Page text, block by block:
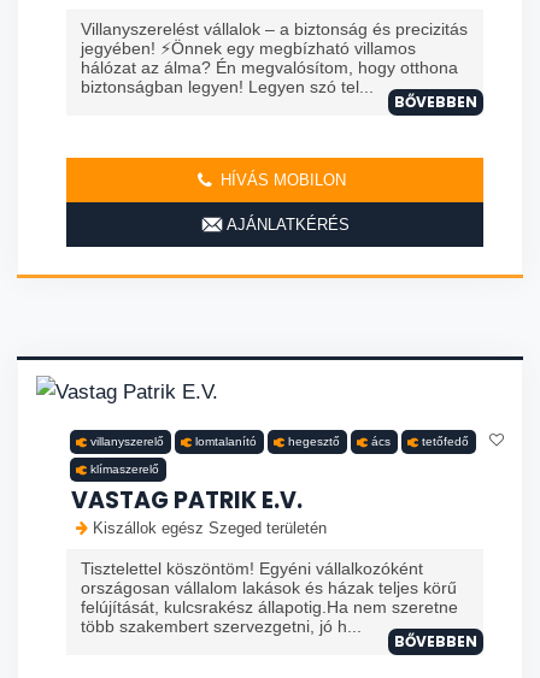
Villanyszerelést vállalok – a biztonság és precizitás
jegyében! ⚡Önnek egy megbízható villamos
hálózat az álma? Én megvalósítom, hogy otthona
biztonságban legyen! Legyen szó tel...
BŐVEBBEN
HÍVÁS MOBILON
AJÁNLATKÉRÉS
villanyszerelő lomtalanító hegesztő ács tetőfedő
klímaszerelő
VASTAG PATRIK E.V.
Kiszállok egész Szeged területén
Tisztelettel köszöntöm! Egyéni vállalkozóként
országosan vállalom lakások és házak teljes körű
felújítását, kulcsrakész állapotig.Ha nem szeretne
több szakembert szervezgetni, jó h...
BŐVEBBEN